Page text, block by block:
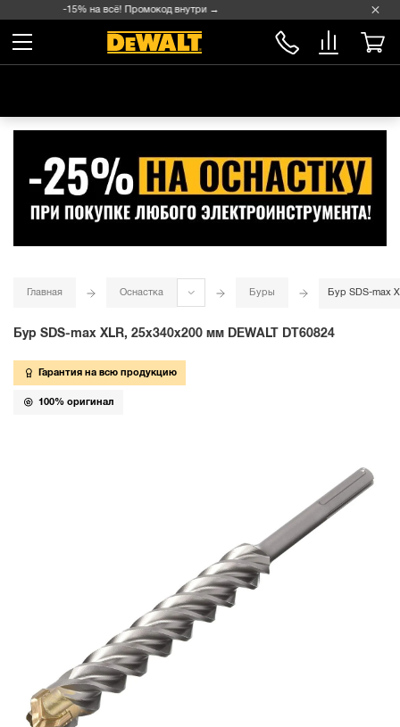
Скидка -15% на всё! Промокод внутри →
Главная Оснастка Буры Бур SDS-max
Бур SDS-max XLR, 25x340x200 мм DEWALT DT60824
Гарантия на всю продукцию
100% оригинал